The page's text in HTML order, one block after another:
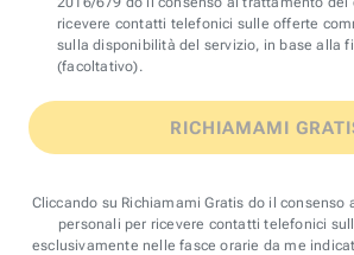
ricevere contatti telefonici sulle offerte
sulla disponibilità del servizio, in base alla
(facoltativo).
RICHIAMAMI
Cliccando su Richiamami Gratis do il
personali per ricevere contatti telefonici
esclusivamente nelle fasce orarie da me